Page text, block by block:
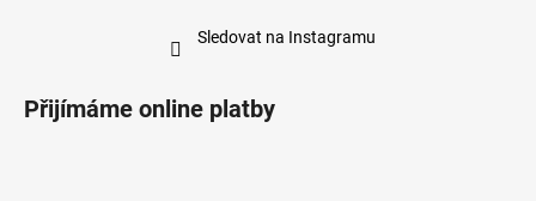
Sledovat na Instagramu
Přijímáme online platby